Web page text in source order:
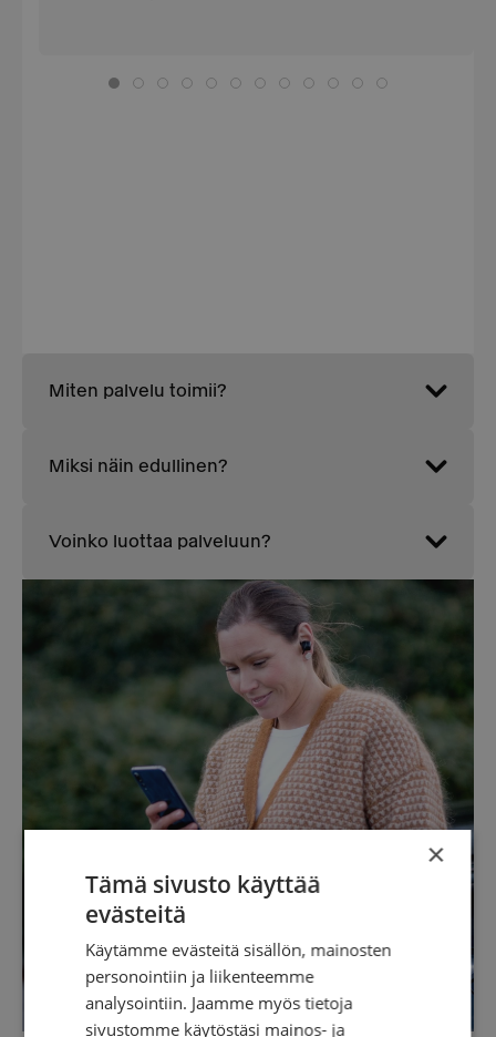
Miten palvelu toimii?
Miksi näin edullinen?
Voinko luottaa palveluun?
×
Tämä sivusto käyttää
evästeitä
Käytämme evästeitä sisällön, mainosten
personointiin ja liikenteemme
analysointiin. Jaamme myös tietoja
sivustomme käytöstäsi mainos- ja